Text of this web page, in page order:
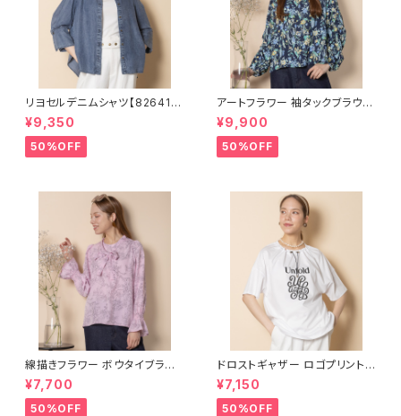
リヨセルデニムシャツ【826410
5】
¥9,350
50%OFF
アートフラワー 袖タックブラウス
【5664006】
¥9,900
50%OFF
線描きフラワー ボウタイブラウ
ス【5664004】
¥7,700
50%OFF
ドロストギャザー ロゴプリントカ
ットソー【8260103】
¥7,150
50%OFF